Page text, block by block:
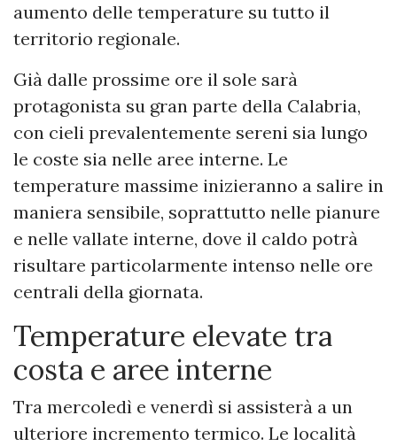
aumento delle temperature su tutto il
territorio regionale.
Già dalle prossime ore il sole sarà
protagonista su gran parte della Calabria,
con cieli prevalentemente sereni sia lungo
le coste sia nelle aree interne. Le
temperature massime inizieranno a salire in
maniera sensibile, soprattutto nelle pianure
e nelle vallate interne, dove il caldo potrà
risultare particolarmente intenso nelle ore
centrali della giornata.
Temperature elevate tra
costa e aree interne
Tra mercoledì e venerdì si assisterà a un
ulteriore incremento termico. Le località